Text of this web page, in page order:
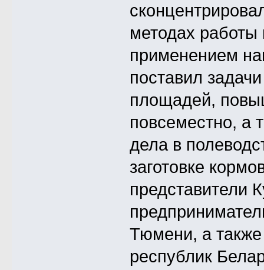
методах работы
применением
поставил
площадей,
повсеместно, а
дела в
заготовке
представители
Тюмени, а
республик